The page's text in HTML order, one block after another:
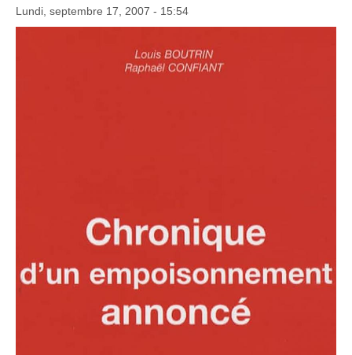
Lundi, septembre 17, 2007 - 15:54